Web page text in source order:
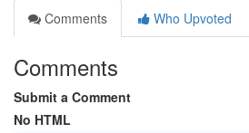
Comments
Who Upvoted
Comments
Submit a Comment
No HTML